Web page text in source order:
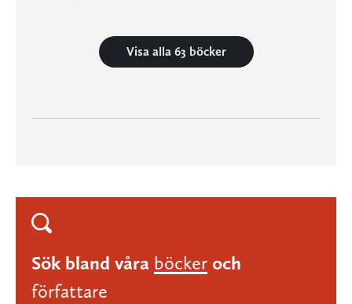
Visa alla 63 böcker
Sök bland våra böcker och
författare